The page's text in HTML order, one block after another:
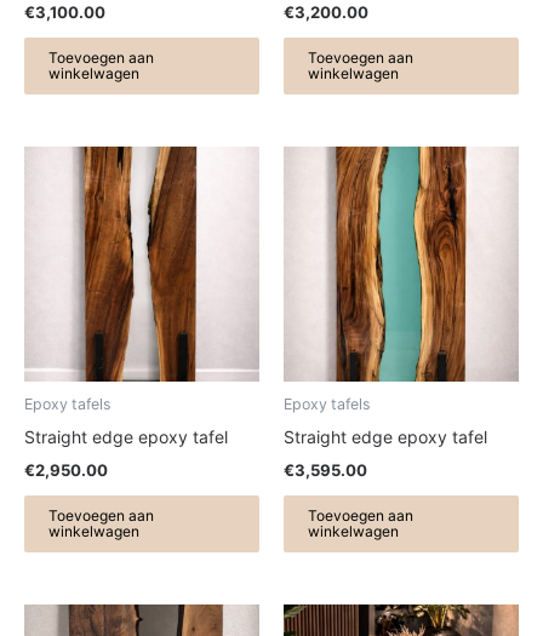
€3,100.00
Toevoegen aan
winkelwagen
€3,200.00
Toevoegen aan
winkelwagen
Epoxy tafels
Straight edge epoxy tafel
€2,950.00
Toevoegen aan
winkelwagen
Epoxy tafels
Straight edge epoxy tafel
€3,595.00
Toevoegen aan
winkelwagen